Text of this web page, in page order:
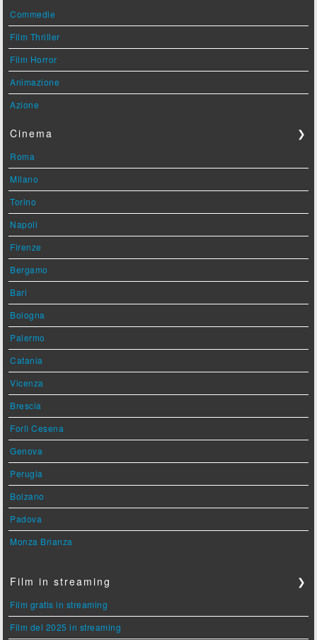
Commedie
Film Thriller
Film Horror
Animazione
Azione
Cinema ❯
Roma
Milano
Torino
Napoli
Firenze
Bergamo
Bari
Bologna
Palermo
Catania
Vicenza
Brescia
Forlì Cesena
Genova
Perugia
Bolzano
Padova
Monza Brianza
Film in streaming ❯
Film gratis in streaming
Film del 2025 in streaming